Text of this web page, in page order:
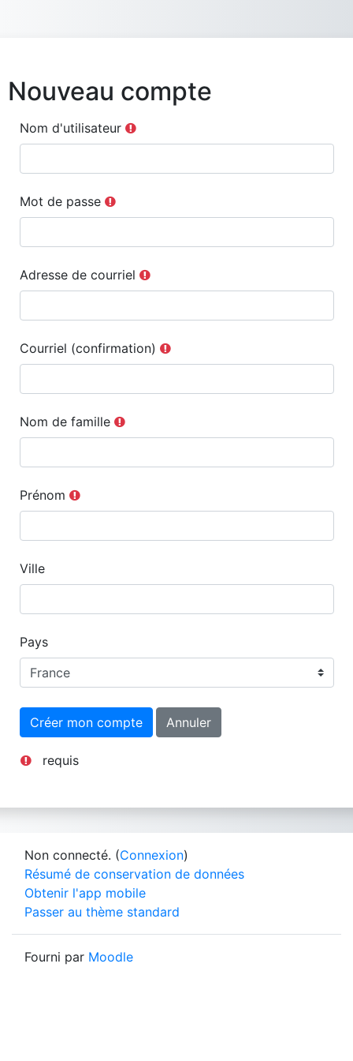
Nouveau compte
Nom d'utilisateur
Mot de passe
Adresse de courriel
Courriel (confirmation)
Nom de famille
Prénom
Ville
Pays
requis
Non connecté. (Connexion)
Résumé de conservation de données
Obtenir l'app mobile
Passer au thème standard
Fourni par Moodle